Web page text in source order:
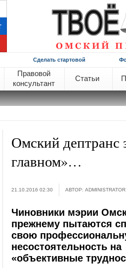
Сделать стартовой
Правовой
консультант
Статьи
Омский дептранс
главном»…
21.10.2016 02:30 АВТОР: ADMINISTRATOR
Чиновники мэрии
прежнему пытаются
свою
несостоятельность на
«объективные